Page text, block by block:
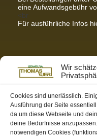
Wir
Cookies sind unerlässlich.
Ausführung der Seite
da um diese Webseite und
deine Bedürfnisse
notwendigen Cookies
eine Aufwandsgebühr
<br
Für ausführliche Infos
Partnerseiten /
K-Wellness – Karin Meier
S&S Informatik GmbH
Ihr Partner für
Swiss-skymodel